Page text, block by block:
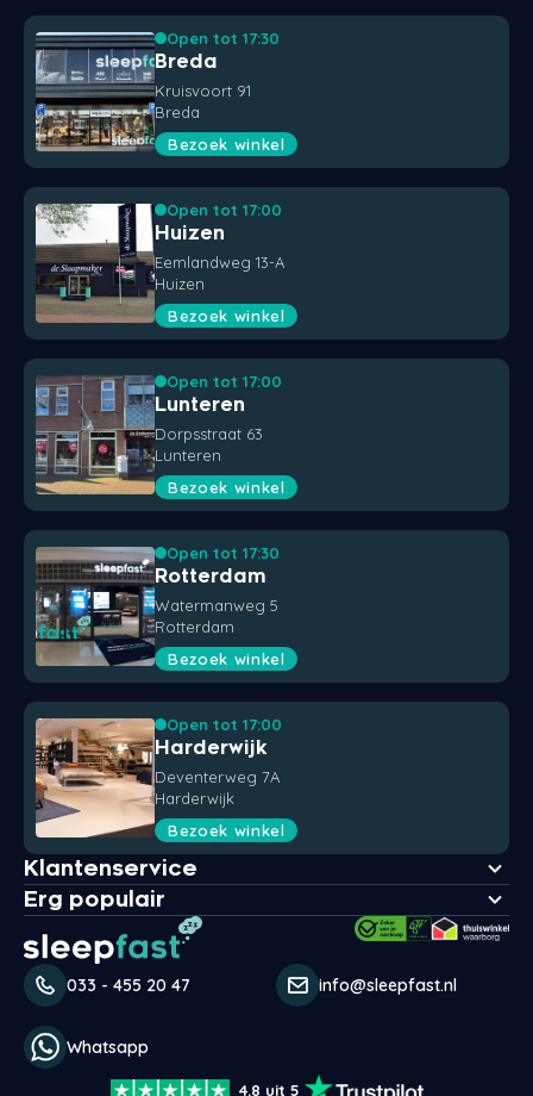
Open tot 17:30
Breda
Kruisvoort 91
Breda
Bezoek winkel
Open tot 17:00
Huizen
Eemlandweg 13-A
Huizen
Bezoek winkel
Open tot 17:00
Lunteren
Dorpsstraat 63
Lunteren
Bezoek winkel
Open tot 17:30
Rotterdam
Watermanweg 5
Rotterdam
Bezoek winkel
Open tot 17:00
Harderwijk
Deventerweg 7A
Harderwijk
Bezoek winkel
Klantenservice
Erg populair
033 - 455 20 47 info@sleepfast.nl
Whatsapp
4.8 uit 5